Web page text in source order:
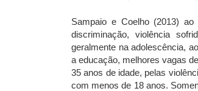
Sampaio e Coelho (2013)
discriminação, violência
geralmente na adolescência,
a educação, melhores vagas
35 anos de idade, pelas
com menos de 18 anos.